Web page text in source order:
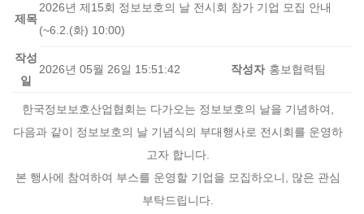
제목
2026년 제15회 정보보호의 날 전시회 참가 기업 모집 안내
(~6.2.(화) 10:00)
작성
일
2026년 05월 26일 15:51:42 작성자 홍보협력팀
한국정보보호산업협회는 다가오는 정보보호의 날을 기념하여,
다음과 같이 정보보호의 날 기념식의 부대행사로 전시회를 운영하
고자 합니다.
본 행사에 참여하여 부스를 운영할 기업을 모집하오니, 많은 관심
부탁드립니다.